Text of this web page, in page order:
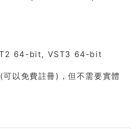
64-bit, VST3 64-bit
以免費註冊)，但不需要實體